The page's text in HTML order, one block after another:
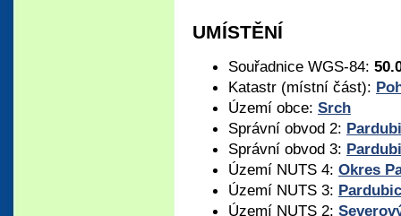
UMÍSTĚNÍ
Souřadnice WGS-84:
Katastr (místní část):
Území obce: Srch
Správní obvod 2:
Správní obvod 3:
Území NUTS 4: Okres
Území NUTS 3:
Území NUTS 2: